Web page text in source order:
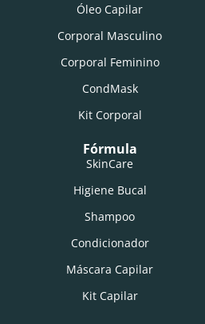
Óleo Capilar
Corporal Masculino
Corporal Feminino
CondMask
Kit Corporal
Fórmula
SkinCare
Higiene Bucal
Shampoo
Condicionador
Máscara Capilar
Kit Capilar